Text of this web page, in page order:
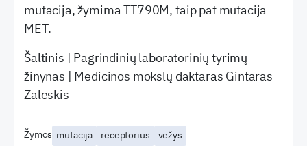
mutacija, žymima TT790M, taip pat mutacija
MET.
Šaltinis | Pagrindinių laboratorinių tyrimų
žinynas | Medicinos mokslų daktaras Gintaras
Zaleskis
Žymos mutacija receptorius vėžys